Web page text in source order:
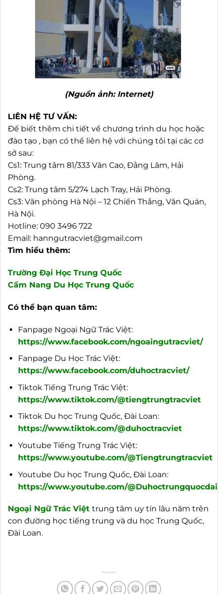
(Nguồn ảnh: Internet)
LIÊN HỆ TƯ VẤN:
Để biết thêm chi tiết về chương trình du học hoặc
đào tạo , bạn có thể liên hệ với chúng tôi tại các cơ
sở sau:
Cs1: Trung tâm 81/333 Văn Cao, Đằng Lâm, Hải
Phòng.
Cs2: Trung tâm 5/274 Lạch Tray, Hải Phòng.
Cs3: Văn phòng Hà Nội – 12 Chiến Thắng, Văn Quán,
Hà Nội.
Hotline: 090 3496 722
Email: hanngutracviet@gmail.com
Tìm hiểu thêm:
Trường Đại Học Trung Quốc
Cẩm Nang Du Học Trung Quốc
Có thể bạn quan tâm:
Fanpage Ngoại Ngữ Trác Việt:
https://www.facebook.com/ngoaingutracviet/
Fanpage Du Học Trác Việt:
https://www.facebook.com/duhoctracviet/
Tiktok Tiếng Trung Trác Việt:
https://www.tiktok.com/@tiengtrungtracviet
Tiktok Du học Trung Quốc, Đài Loan:
https://www.tiktok.com/@duhoctracviet
Youtube Tiếng Trung Trác Việt:
https://www.youtube.com/@Tiengtrungtracviet
Youtube Du học Trung Quốc, Đài Loan:
https://www.youtube.com/
Ngoại Ngữ Trác Việt trung tâm uy tín lâu năm trên
con đường học tiếng trung và du học Trung Quốc,
Đài Loan.